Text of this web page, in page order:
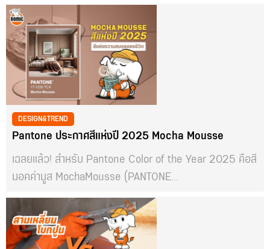
DESIGN&TREND
Pantone ประกาศสีแห่งปี 2025 Mocha Mousse
เฉลยแล้ว! สำหรับ Pantone Color of the Year 2025 คือสี
มอคค่ามูส MochaMousse (PANTONE...